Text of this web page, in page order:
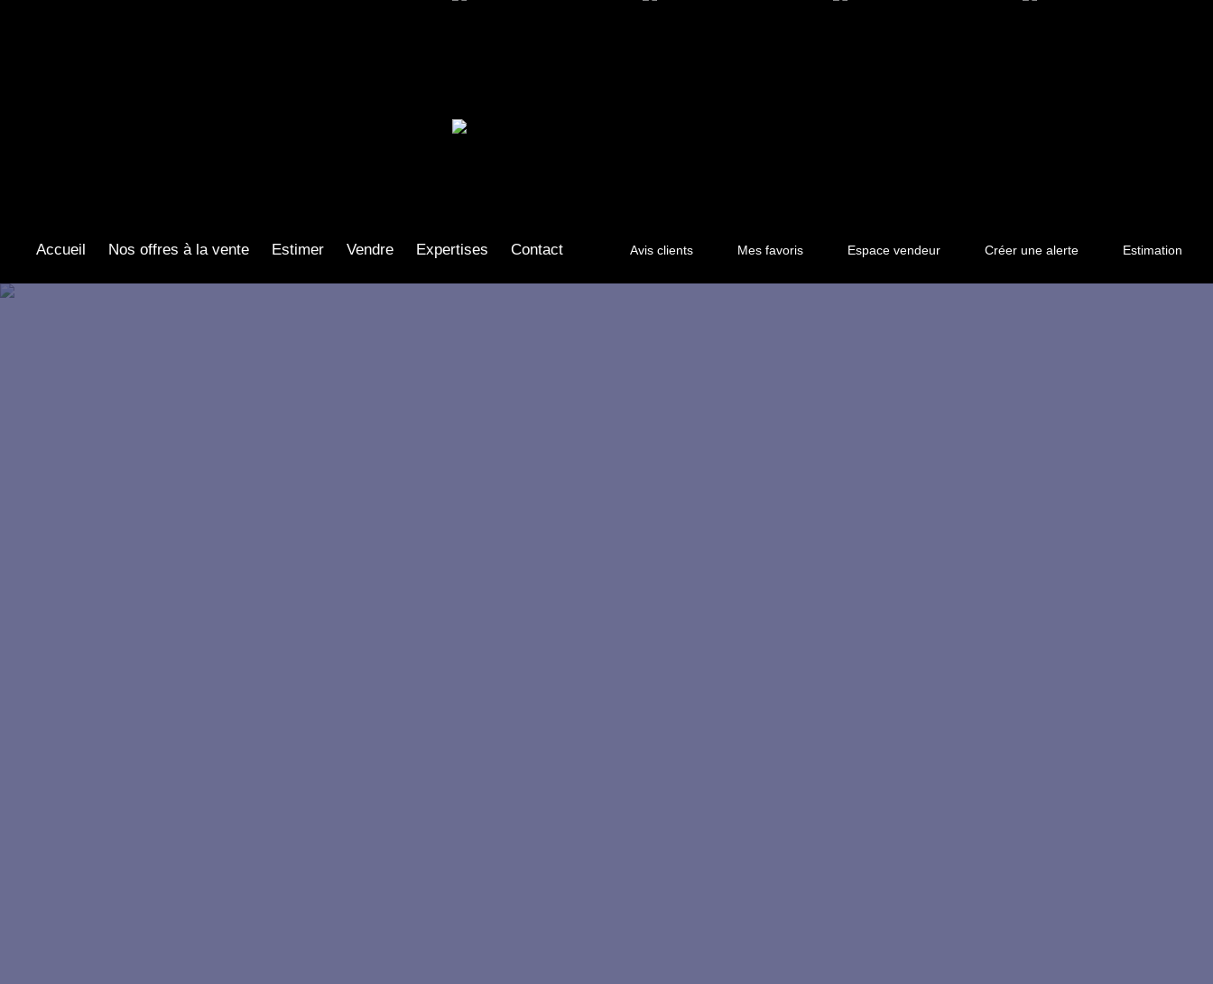
Accueil Nos offres à la vente Estimer Vendre Expertises Contact Avis clients Mes favoris Espace vendeur Créer une alerte Estimation